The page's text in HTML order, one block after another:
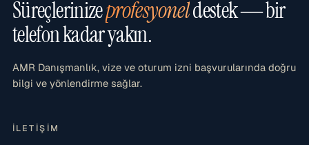
Süreçlerinizeprofesyoneldestek — bir
telefon kadar yakın.
AMR Danışmanlık, vize ve oturum izni başvurularında doğru
bilgi ve yönlendirme sağlar.
İLETIŞIM